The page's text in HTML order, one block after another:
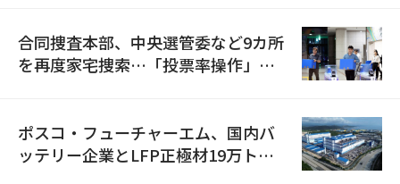
合同捜査本部、中央選管委など9カ所
を再度家宅捜索…「投票率操作」の
ポスコ・フューチャーエム、国内バ
ッテリー企業とLFP正極材19万トン